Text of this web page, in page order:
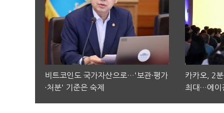
비트코인도 국가자산으로…'보관·평가
·처분' 기준은 숙제
카카오, 2분
최대…에이